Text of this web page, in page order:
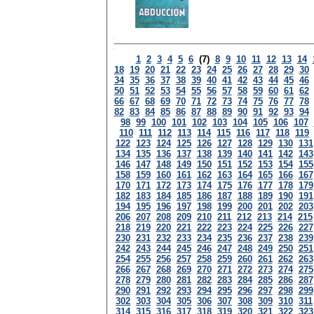
1 2 3 4 5 6 (7) 8 9 10 11 12 13 14
18 19 20 21 22 23 24 25 26 27 28 29 30
34 35 36 37 38 39 40 41 42 43 44 45 46
50 51 52 53 54 55 56 57 58 59 60 61 62
66 67 68 69 70 71 72 73 74 75 76 77 78
82 83 84 85 86 87 88 89 90 91 92 93 94
98 99 100 101 102 103 104 105 106 107
110 111 112 113 114 115 116 117 118 119
122 123 124 125 126 127 128 129 130 131
134 135 136 137 138 139 140 141 142 143
146 147 148 149 150 151 152 153 154 155
158 159 160 161 162 163 164 165 166 167
170 171 172 173 174 175 176 177 178 179
182 183 184 185 186 187 188 189 190 191
194 195 196 197 198 199 200 201 202 203
206 207 208 209 210 211 212 213 214 215
218 219 220 221 222 223 224 225 226 227
230 231 232 233 234 235 236 237 238 239
242 243 244 245 246 247 248 249 250 251
254 255 256 257 258 259 260 261 262 263
266 267 268 269 270 271 272 273 274 275
278 279 280 281 282 283 284 285 286 287
290 291 292 293 294 295 296 297 298 299
302 303 304 305 306 307 308 309 310 311
314 315 316 317 318 319 320 321 322 323